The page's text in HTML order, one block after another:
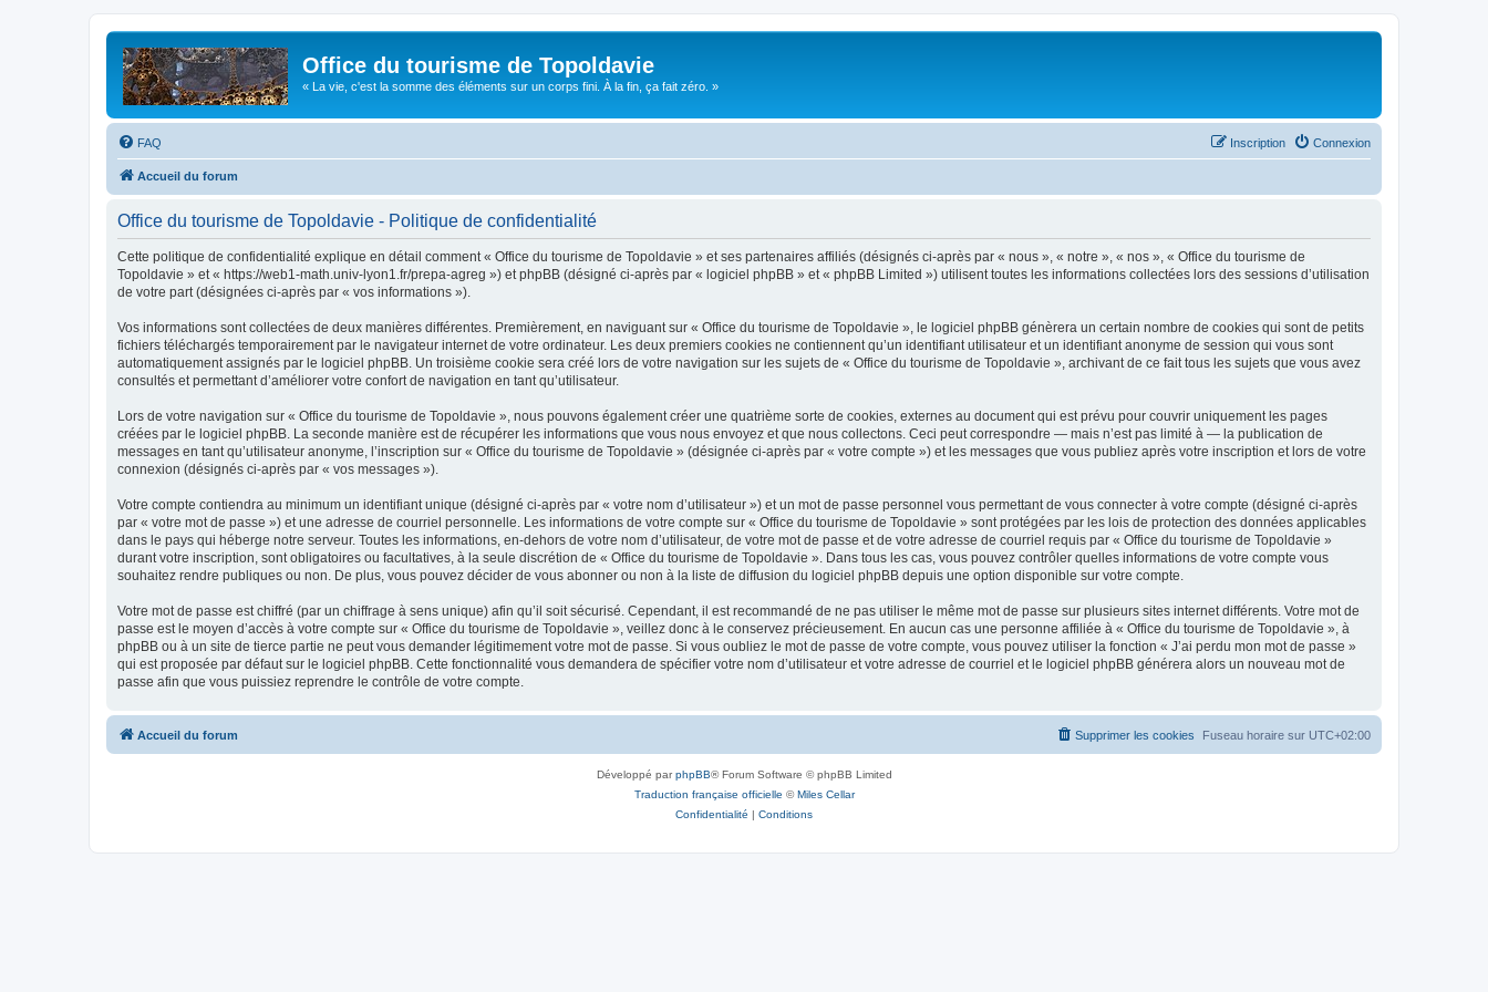
Office du tourisme de Topoldavie
« La vie, c'est la somme des éléments sur un corps fini. À la fin, ça fait zéro. »
FAQ Connexion
Inscription
Accueil du forum
Office du tourisme de Topoldavie - Politique de confidentialité
Cette politique de confidentialité explique en détail comment « Office du tourisme de Topoldavie » et ses partenaires affiliés (désignés ci-après par « nous », « notre », « nos », « Office du tourisme de
Topoldavie » et « https://web1-math.univ-lyon1.fr/prepa-agreg ») et phpBB (désigné ci-après par « logiciel phpBB » et « phpBB Limited ») utilisent toutes les informations collectées lors des sessions d’utilisation
de votre part (désignées ci-après par « vos informations »).
Vos informations sont collectées de deux manières différentes. Premièrement, en naviguant sur « Office du tourisme de Topoldavie », le logiciel phpBB génèrera un certain nombre de cookies qui sont de petits
fichiers téléchargés temporairement par le navigateur internet de votre ordinateur. Les deux premiers cookies ne contiennent qu’un identifiant utilisateur et un identifiant anonyme de session qui vous sont
automatiquement assignés par le logiciel phpBB. Un troisième cookie sera créé lors de votre navigation sur les sujets de « Office du tourisme de Topoldavie », archivant de ce fait tous les sujets que vous avez
consultés et permettant d’améliorer votre confort de navigation en tant qu’utilisateur.
Lors de votre navigation sur « Office du tourisme de Topoldavie », nous pouvons également créer une quatrième sorte de cookies, externes au document qui est prévu pour couvrir uniquement les pages
créées par le logiciel phpBB. La seconde manière est de récupérer les informations que vous nous envoyez et que nous collectons. Ceci peut correspondre — mais n’est pas limité à — la publication de
messages en tant qu’utilisateur anonyme, l’inscription sur « Office du tourisme de Topoldavie » (désignée ci-après par « votre compte ») et les messages que vous publiez après votre inscription et lors de votre
connexion (désignés ci-après par « vos messages »).
Votre compte contiendra au minimum un identifiant unique (désigné ci-après par « votre nom d’utilisateur ») et un mot de passe personnel vous permettant de vous connecter à votre compte (désigné ci-après
par « votre mot de passe ») et une adresse de courriel personnelle. Les informations de votre compte sur « Office du tourisme de Topoldavie » sont protégées par les lois de protection des données applicables
dans le pays qui héberge notre serveur. Toutes les informations, en-dehors de votre nom d’utilisateur, de votre mot de passe et de votre adresse de courriel requis par « Office du tourisme de Topoldavie »
durant votre inscription, sont obligatoires ou facultatives, à la seule discrétion de « Office du tourisme de Topoldavie ». Dans tous les cas, vous pouvez contrôler quelles informations de votre compte vous
souhaitez rendre publiques ou non. De plus, vous pouvez décider de vous abonner ou non à la liste de diffusion du logiciel phpBB depuis une option disponible sur votre compte.
Votre mot de passe est chiffré (par un chiffrage à sens unique) afin qu’il soit sécurisé. Cependant, il est recommandé de ne pas utiliser le même mot de passe sur plusieurs sites internet différents. Votre mot de
passe est le moyen d’accès à votre compte sur « Office du tourisme de Topoldavie », veillez donc à le conservez précieusement. En aucun cas une personne affiliée à « Office du tourisme de Topoldavie », à
phpBB ou à un site de tierce partie ne peut vous demander légitimement votre mot de passe. Si vous oubliez le mot de passe de votre compte, vous pouvez utiliser la fonction « J’ai perdu mon mot de passe »
qui est proposée par défaut sur le logiciel phpBB. Cette fonctionnalité vous demandera de spécifier votre nom d’utilisateur et votre adresse de courriel et le logiciel phpBB générera alors un nouveau mot de
passe afin que vous puissiez reprendre le contrôle de votre compte.
Accueil du forum Fuseau horaire sur UTC+02:00
Supprimer les cookies
Développé parphpBB® Forum Software © phpBB Limited
Traduction française officielle ©Miles Cellar
Confidentialité | Conditions